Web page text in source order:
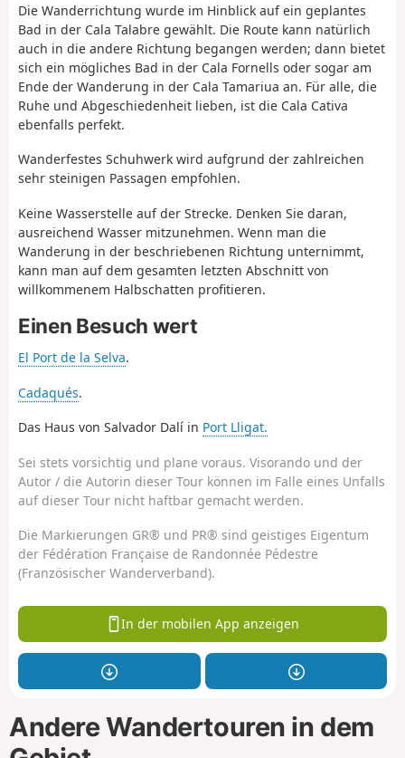
Die Wanderrichtung wurde im Hinblick auf ein geplantes
Bad in der Cala Talabre gewählt. Die Route kann natürlich
auch in die andere Richtung begangen werden; dann bietet
sich ein mögliches Bad in der Cala Fornells oder sogar am
Ende der Wanderung in der Cala Tamariua an. Für alle, die
Ruhe und Abgeschiedenheit lieben, ist die Cala Cativa
ebenfalls perfekt.
Wanderfestes Schuhwerk wird aufgrund der zahlreichen
sehr steinigen Passagen empfohlen.
Keine Wasserstelle auf der Strecke. Denken Sie daran,
ausreichend Wasser mitzunehmen. Wenn man die
Wanderung in der beschriebenen Richtung unternimmt,
kann man auf dem gesamten letzten Abschnitt von
willkommenem Halbschatten profitieren.
Einen Besuch wert
El Port de la Selva.
Cadaqués.
Das Haus von Salvador Dalí in Port Lligat.
Sei stets vorsichtig und plane voraus. Visorando und der
Autor / die Autorin dieser Tour können im Falle eines Unfalls
auf dieser Tour nicht haftbar gemacht werden.
Die Markierungen GR® und PR® sind geistiges Eigentum
der Fédération Française de Randonnée Pédestre
(Französischer Wanderverband).
In der mobilen App anzeigen
Andere Wandertouren in dem